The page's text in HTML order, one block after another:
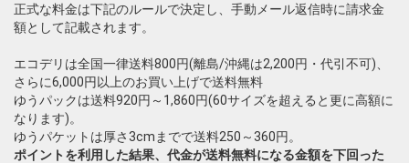
正式な料金は下記のルールで決定し、手動メール返信時に請求金
額として記載されます。
エコデリは全国一律送料800円(離島/沖縄は2,200円・代引不可)、
さらに6,000円以上のお買い上げで送料無料
ゆうパックは送料920円～1,860円(60サイズを超えると更に高額に
なります)。
ゆうパケットは厚さ3cmまでで送料250～360円。
ポイントを利用した結果、代金が送料無料になる金額を下回った